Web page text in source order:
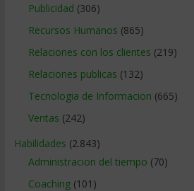
Publicidad (306)
Recursos Humanos (865)
Relaciones con los clientes (219)
Relaciones publicas (132)
Tecnologia de Informacion (665)
Ventas (242)
Habilidades (2.843)
Administracion del tiempo (70)
Coaching(101)